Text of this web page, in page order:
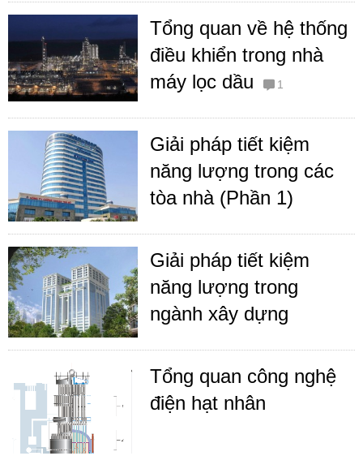
Tổng quan về hệ thống
điều khiển trong nhà
máy lọc dầu
1
Giải pháp tiết kiệm
năng lượng trong các
tòa nhà (Phần 1)
Giải pháp tiết kiệm
năng lượng trong
ngành xây dựng
Tổng quan công nghệ
điện hạt nhân